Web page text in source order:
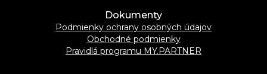
Dokumenty
Podmienky ochrany osobných údajov
Obchodné podmienky
Pravidlá programu MY.PARTNER